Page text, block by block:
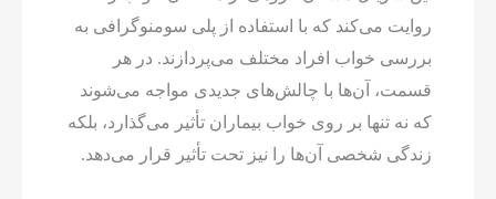
روایت می‌کند که با استفاده از پلی سومنوگرافی به
بررسی خواب افراد مختلف می‌پردازند. در هر
قسمت، آن‌ها با چالش‌های جدیدی مواجه می‌شوند
که نه تنها بر روی خواب بیماران تأثیر می‌گذارد، بلکه
زندگی شخصی آن‌ها را نیز تحت تأثیر قرار می‌دهد.